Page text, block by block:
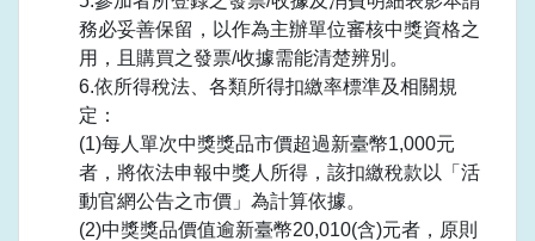
務必妥善保留，以作為主辦單位審核中獎資格之
用，且購買之發票/收據需能清楚辨別。
6.依所得稅法、各類所得扣繳率標準及相關規
定：
(1)每人單次中獎獎品市價超過新臺幣1,000元
者，將依法申報中獎人所得，該扣繳稅款以「活
動官網公告之市價」為計算依據。
(2)中獎獎品價值逾新臺幣20,010(含)元者，原則